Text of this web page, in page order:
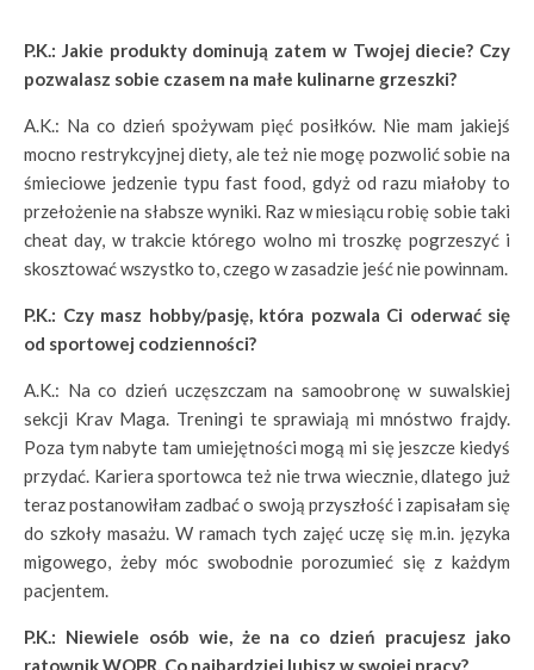
P.K.: Jakie produkty dominują zatem w Twojej diecie? Czy
pozwalasz sobie czasem na małe kulinarne grzeszki?
A.K.: Na co dzień spożywam pięć posiłków. Nie mam jakiejś
mocno restrykcyjnej diety, ale też nie mogę pozwolić sobie na
śmieciowe jedzenie typu fast food, gdyż od razu miałoby to
przełożenie na słabsze wyniki. Raz w miesiącu robię sobie taki
cheat day, w trakcie którego wolno mi troszkę pogrzeszyć i
skosztować wszystko to, czego w zasadzie jeść nie powinnam.
P.K.: Czy masz hobby/pasję, która pozwala Ci oderwać się
od sportowej codzienności?
A.K.: Na co dzień uczęszczam na samoobronę w suwalskiej
sekcji Krav Maga. Treningi te sprawiają mi mnóstwo frajdy.
Poza tym nabyte tam umiejętności mogą mi się jeszcze kiedyś
przydać. Kariera sportowca też nie trwa wiecznie, dlatego już
teraz postanowiłam zadbać o swoją przyszłość i zapisałam się
do szkoły masażu. W ramach tych zajęć uczę się m.in. języka
migowego, żeby móc swobodnie porozumieć się z każdym
pacjentem.
P.K.: Niewiele osób wie, że na co dzień pracujesz jako
ratownik WOPR. Co najbardziej lubisz w swojej pracy?